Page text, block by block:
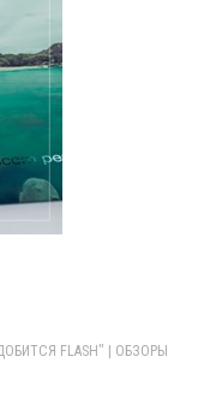
FLASH" | ОБЗОРЫ